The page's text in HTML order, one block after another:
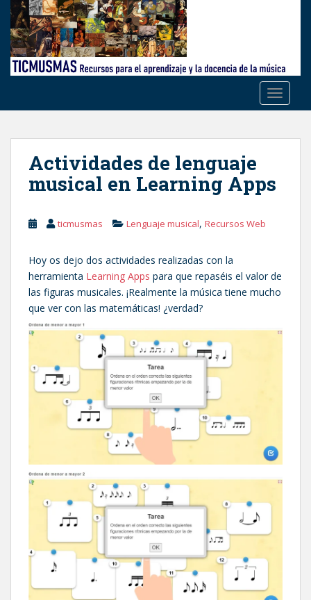
Actividades de lenguaje
musical en Learning Apps
ticmusmas Lenguaje musical, Recursos Web
Hoy os dejo dos actividades realizadas con la
herramienta Learning Apps para que repaséis el valor de
las figuras musicales. ¡Realmente la música tiene mucho
que ver con las matemáticas! ¿verdad?